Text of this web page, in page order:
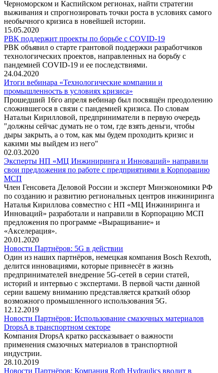
Черноморском и Каспийском регионах, найти стратегии
выживания и спрогнозировать точки роста в условиях самого
необычного кризиса в новейшей истории.
15.05.2020
РВК поддержит проекты по борьбе с COVID-19
РВК объявил о старте грантовой поддержки разработчиков
технологических проектов, направленных на борьбу с
пандемией COVID-19 и ее последствиями.
24.04.2020
Итоги вебинара «Технологические компании и
промышленность в условиях кризиса»
Прошедший 16го апреля вебинар был посвящён преодолению
сложившегося в связи с пандемией кризиса. По словам
Натальи Кирилловой, предприниматели в первую очередь
"должны сейчас думать не о том, где взять деньги, чтобы
дыры закрыть, а о том, как мы будем проходить кризис и
какими мы выйдем из него"
02.03.2020
Эксперты НП «МЦ Инжиниринга и Инноваций» направили
свои предложения по работе с предприятиями в Корпорацию
МСП
Член Генсовета Деловой России и эксперт Минэкономики РФ
по созданию и развитию региональных центров инжиниринга
Наталья Кириллова совместно с НП «МЦ Инжиниринга и
Инноваций» разработали и направили в Корпорацию МСП
предложения по программе «Выращивание» и
«Акселерация».
20.01.2020
Новости Партнёров: 5G в действии
Один из наших партнёров, немецкая компания Bosch Rexroth,
делится инновациями, которые привнесёт в жизнь
предпринимателей внедрение 5G-сетей в серии статей,
историй и интервью с экспертами. В первой части данной
серии вашему вниманию представляется краткий обзор
возможного промышленного использования 5G.
12.12.2019
Новости Партнёров: Использование смазочных материалов
DropsA в транспортном секторе
Компания DropsA кратко рассказывает о важности
применения смазочных материалов в транспортной
индустрии.
28.10.2019
Новости Партнёров: Компания Roth Hydraulics вводит в